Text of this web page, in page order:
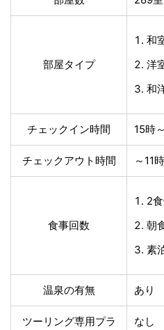
部屋タイプ
和
洋
和
チェックイン時間 15時
チェックアウト時間 ～11時
食事回数
2
朝
素
温泉の有無 あり
ツーリング専用プラ
なし